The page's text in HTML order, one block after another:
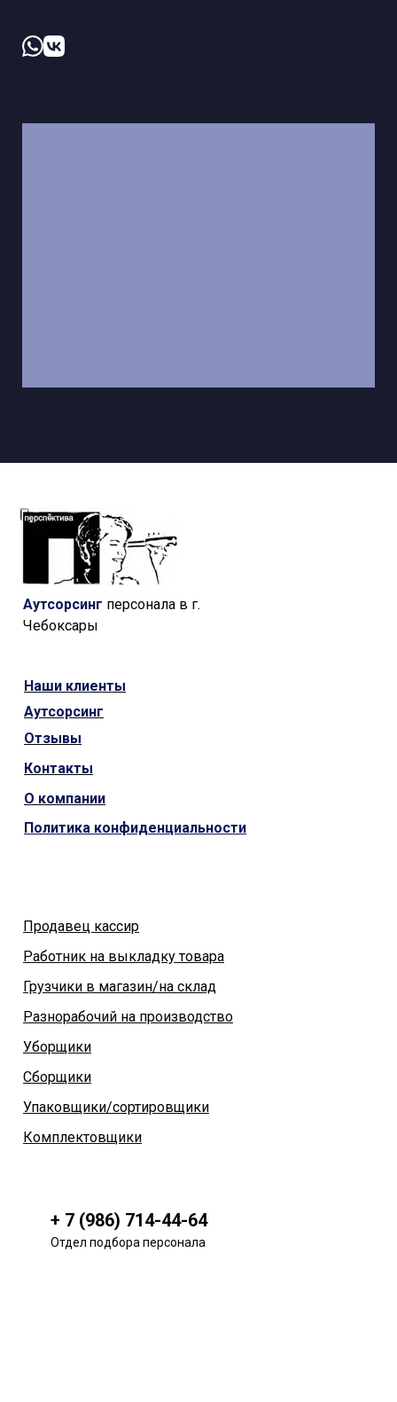
Политика конфиденциальности
Комплектовщики
Упаковщики/сортировщики
Сборщики
Уборщики
Разнорабочий на производство
Грузчики в магазин/на склад
Работник на выкладку товара
Продавец кассир
+ 7 (986) 714-44-64
Отдел подбора персонала
О компании
Контакты
Отзывы
Аутсорсинг
Наши клиенты
Аутсорсинг персонала в г.
Чебоксары